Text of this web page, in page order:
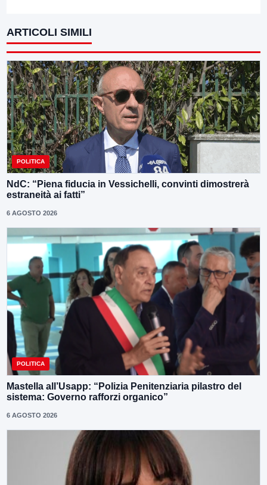
ARTICOLI SIMILI
POLITICA
NdC: “Piena fiducia in Vessichelli, convinti dimostrerà
estraneità ai fatti”
6 AGOSTO 2026
POLITICA
Mastella all’Usapp: “Polizia Penitenziaria pilastro del
sistema: Governo rafforzi organico”
6 AGOSTO 2026